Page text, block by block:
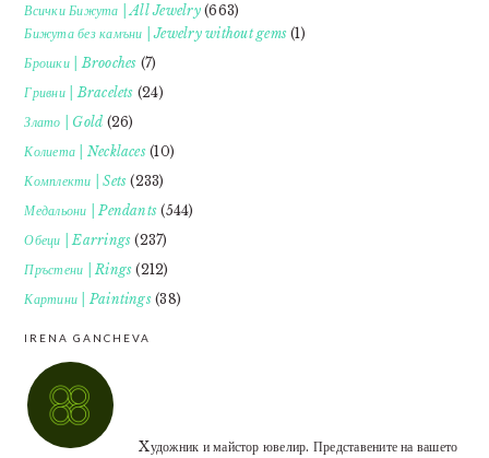
Всички Бижута | All Jewelry(663)
Бижута без камъни | Jewelry without gems (1)
Брошки | Brooches (7)
Гривни | Bracelets (24)
Злато | Gold (26)
Колиета | Necklaces(10)
Комплекти | Sets (233)
Медальони | Pendants (544)
Обеци | Earrings (237)
Пръстени | Rings (212)
Картини | Paintings(38)
IRENA GANCHEVA
Xудожник и майстор ювелир. Представените на вашето